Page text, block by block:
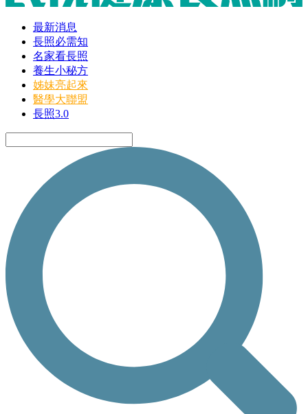
最新消息
長照必需知
名家看長照
養生小秘方
姊妹亮起來
醫學大聯盟
長照3.0